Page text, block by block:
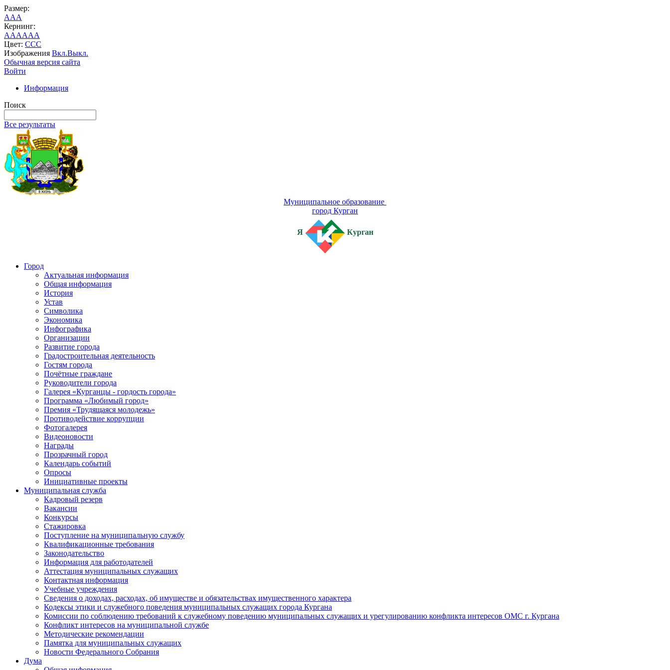
Размер:
AAA
Кернинг:
AAAAAA
Цвет: CCC
Изображения Вкл.Выкл.
Обычная версия сайта
Войти
Информация
Поиск
Все результаты
Муниципальное образование
город Курган
Я Курган
Город
Актуальная информация
Общая информация
История
Устав
Символика
Экономика
Инфографика
Организации
Развитие города
Градостроительная деятельность
Гостям города
Почётные граждане
Руководители города
Галерея «Курганцы - гордость города»
Программа «Любимый город»
Премия «Трудящаяся молодежь»
Противодействие коррупции
Фотогалерея
Видеоновости
Награды
Прозрачный город
Календарь событий
Опросы
Инициативные проекты
Муниципальная служба
Кадровый резерв
Вакансии
Конкурсы
Стажировка
Поступление на муниципальную службу
Квалификационные требования
Законодательство
Информация для работодателей
Аттестация муниципальных служащих
Контактная информация
Учебные учреждения
Сведения о доходах, расходах, об имуществе и обязательствах имущественного характера
Кодексы этики и служебного поведения муниципальных служащих города Кургана
Комиссии по соблюдению требований к служебному поведению муниципальных служащих и урегулированию конфликта интересов ОМС г. Кургана
Конфликт интересов на муниципальной службе
Методические рекомендации
Памятка для муниципальных служащих
Новости Федерального Cобрания
Дума